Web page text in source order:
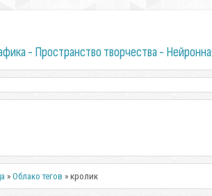
- Пространство творчества -
»Облако тегов » кролик